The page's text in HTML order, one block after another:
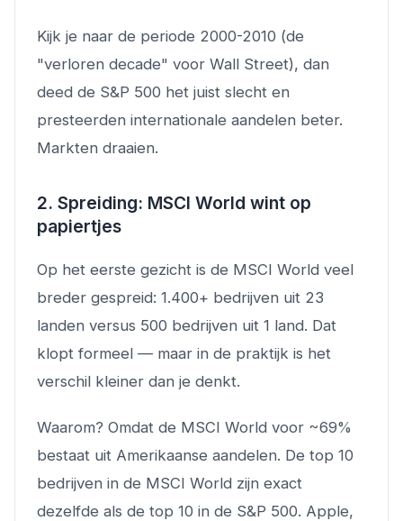
Kijk je naar de periode 2000-2010 (de
"verloren decade" voor Wall Street), dan
deed de S&P 500 het juist slecht en
presteerden internationale aandelen beter.
Markten draaien.
2. Spreiding: MSCI World wint op
papiertjes
Op het eerste gezicht is de MSCI World veel
breder gespreid: 1.400+ bedrijven uit 23
landen versus 500 bedrijven uit 1 land. Dat
klopt formeel — maar in de praktijk is het
verschil kleiner dan je denkt.
Waarom? Omdat de MSCI World voor ~69%
bestaat uit Amerikaanse aandelen. De top 10
bedrijven in de MSCI World zijn exact
dezelfde als de top 10 in de S&P 500. Apple,